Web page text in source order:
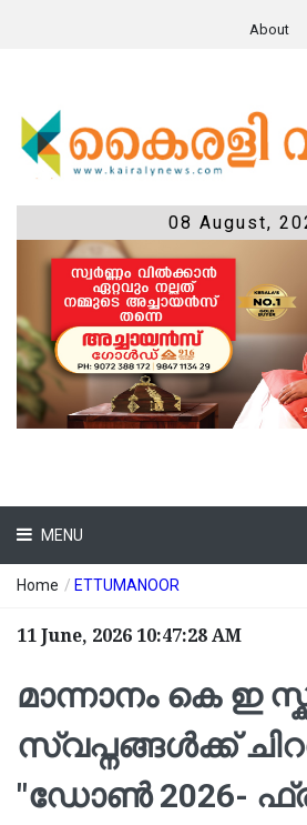
About
08 August,
MENU
Home / ETTUMANOOR
11 June, 2026 10:47:28 AM
മാന്നാനം കെ ഇ
സ്വപ്നങ്ങൾക്ക്
"ഡോണ്‍ 2026-